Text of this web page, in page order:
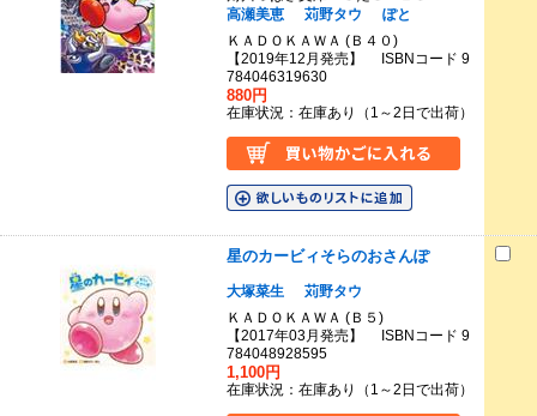
高瀬美恵
苅野タウ
ぽと
ＫＡＤＯＫＡＷＡ (Ｂ４０)
【2019年12月発売】 ISBNコード 9
784046319630
880円
在庫状況：在庫あり（1～2日で出荷）
星のカービィそらのおさんぽ
大塚菜生
苅野タウ
ＫＡＤＯＫＡＷＡ (Ｂ５)
【2017年03月発売】 ISBNコード 9
784048928595
1,100円
在庫状況：在庫あり（1～2日で出荷）